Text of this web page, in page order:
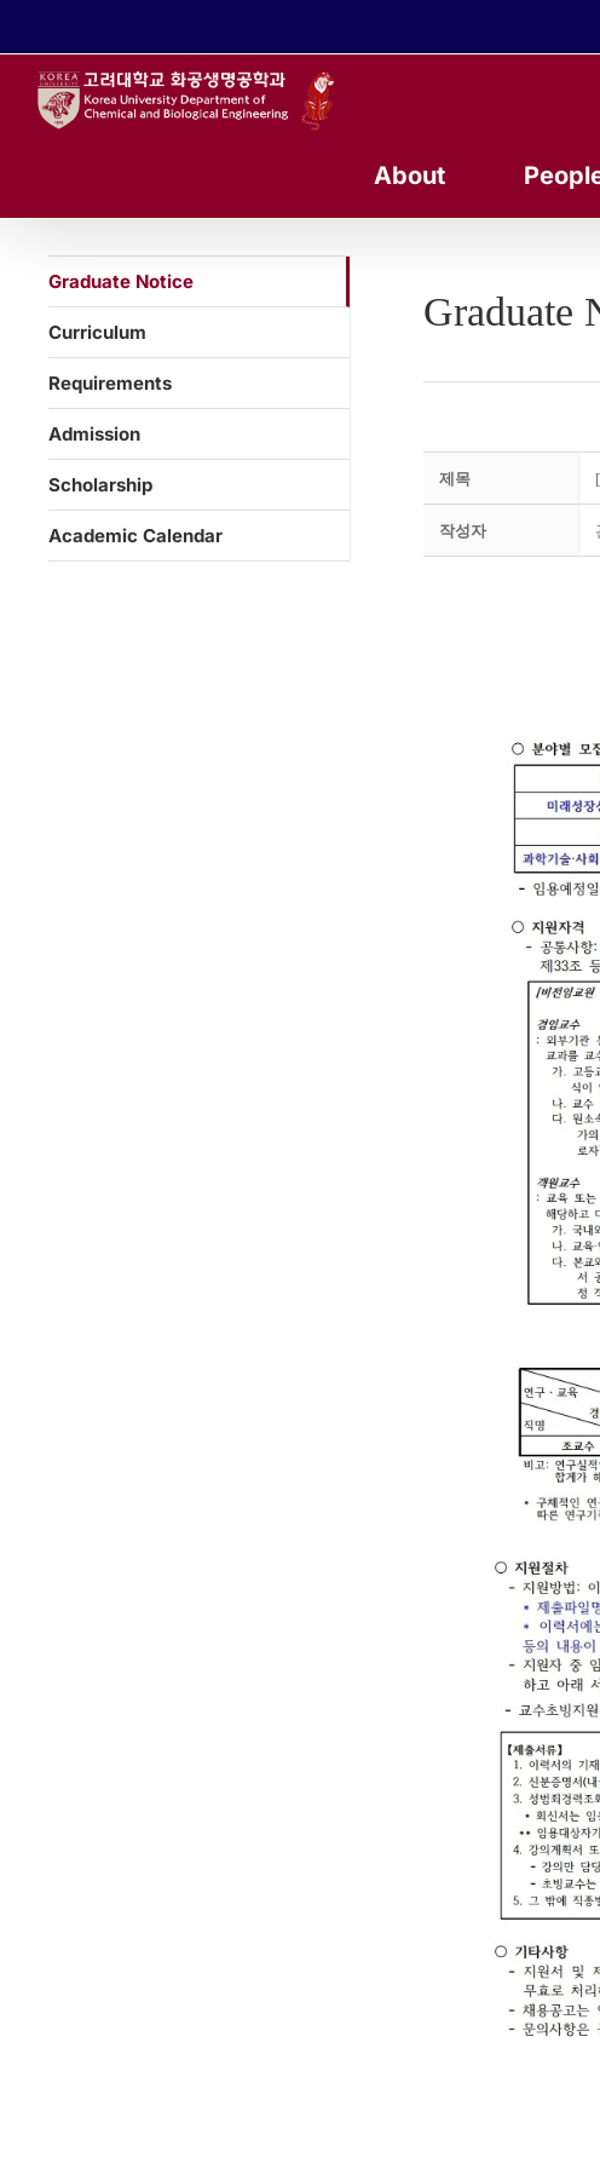
About
Graduate
제목
작성자
Graduate Notice
Curriculum
Requirements
Admission
Scholarship
Academic Calendar